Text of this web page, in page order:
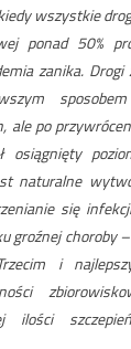
wszystkie
ponad 50%
zanika.
ale po
osiągnięty
naturalne
się
groźnej choroby
i
ilości